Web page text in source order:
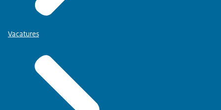
Vacatures